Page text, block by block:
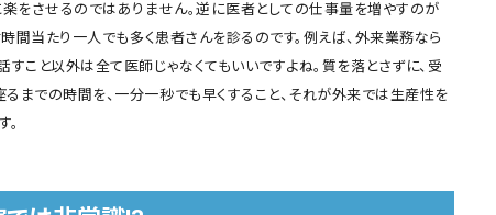
楽をさせるのではありません。逆に医者としての仕事量を増やすのが
時間当たり一人でも多く患者さんを診るのです。例えば、外来業務なら
すこと以外は全て医師じゃなくてもいいですよね。質を落とさずに、受
までの時間を、一分一秒でも早くすること、それが外来では生産性を